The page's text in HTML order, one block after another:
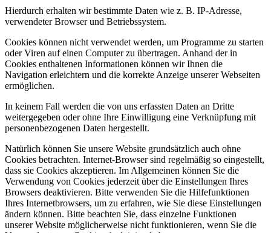
Hierdurch erhalten wir bestimmte Daten wie z. B. IP-Adresse,
verwendeter Browser und Betriebssystem.
Cookies können nicht verwendet werden, um Programme zu starten
oder Viren auf einen Computer zu übertragen. Anhand der in
Cookies enthaltenen Informationen können wir Ihnen die
Navigation erleichtern und die korrekte Anzeige unserer Webseiten
ermöglichen.
In keinem Fall werden die von uns erfassten Daten an Dritte
weitergegeben oder ohne Ihre Einwilligung eine Verknüpfung mit
personenbezogenen Daten hergestellt.
Natürlich können Sie unsere Website grundsätzlich auch ohne
Cookies betrachten. Internet-Browser sind regelmäßig so eingestellt,
dass sie Cookies akzeptieren. Im Allgemeinen können Sie die
Verwendung von Cookies jederzeit über die Einstellungen Ihres
Browsers deaktivieren. Bitte verwenden Sie die Hilfefunktionen
Ihres Internetbrowsers, um zu erfahren, wie Sie diese Einstellungen
ändern können. Bitte beachten Sie, dass einzelne Funktionen
unserer Website möglicherweise nicht funktionieren, wenn Sie die